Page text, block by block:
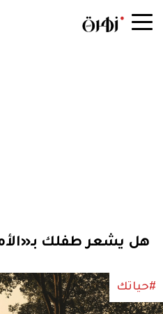
هل يشعر طفلك
#حياتك